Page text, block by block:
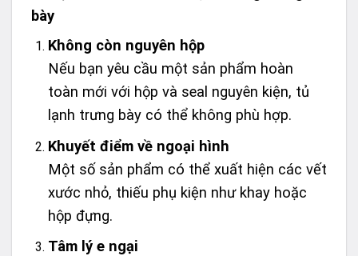
bày
Không còn nguyên hộp
Nếu bạn yêu cầu một sản phẩm hoàn
toàn mới với hộp và seal nguyên kiện, tủ
lạnh trưng bày có thể không phù hợp.
Khuyết điểm về ngoại hình
Một số sản phẩm có thể xuất hiện các vết
xước nhỏ, thiếu phụ kiện như khay hoặc
hộp đựng.
Tâm lý e ngại